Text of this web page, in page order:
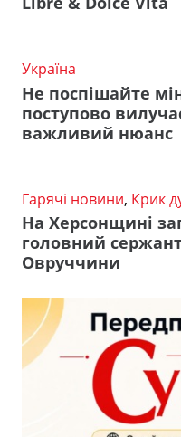
Україна
Не поспішайте
поступово
важливий нюанс
Гарячі новини, Крик
На Херсонщині
головний
Овруччини